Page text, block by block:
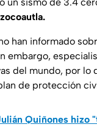
han informado
embargo,
del mundo, por
de protección
Quiñones hizo